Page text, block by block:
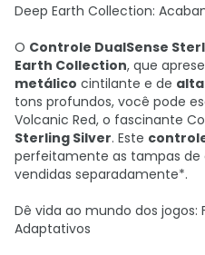
Deep Earth Collection:
O Controle DualSense
Earth Collection, que
metálico cintilante e de
tons profundos, você pode
Volcanic Red, o fascinante
Sterling Silver. Este
perfeitamente as tampas de
vendidas separadamente*.
Dê vida ao mundo dos jogos:
Adaptativos